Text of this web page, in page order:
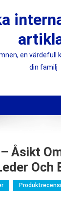
en värdefull
din familj
Åsikt
Och